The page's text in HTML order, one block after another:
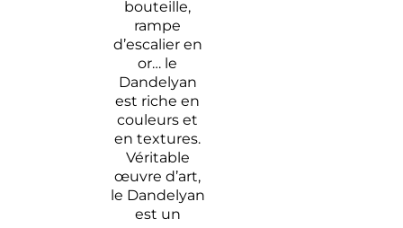
bouteille,
rampe
d’escalier en
or… le
Dandelyan
est riche en
couleurs et
en textures.
Véritable
œuvre d’art,
le Dandelyan
est un